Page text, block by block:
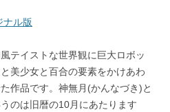
ル版
テイストな世界観に巨大ロボッ
と美少女と百合の要素をかけあわ
作品です。神無月(かんなづき)と
のは旧暦の10月にあたります